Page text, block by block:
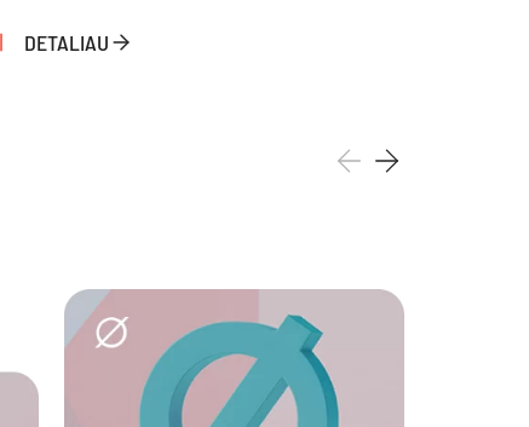
DETALIAU